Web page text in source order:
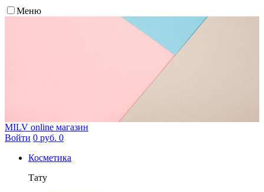
Меню
MILV online магазин
Войти 0 руб. 0
Косметика
Тату